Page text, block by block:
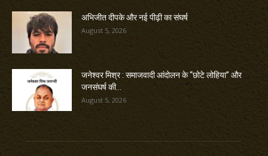
अभिजीत दीपके और नई पीढ़ी का संघर्ष
August 5, 2026
जनेश्वर मिश्र : समाजवादी आंदोलन के “छोटे लोहिया” और
जनसंघर्ष की...
August 5, 2026